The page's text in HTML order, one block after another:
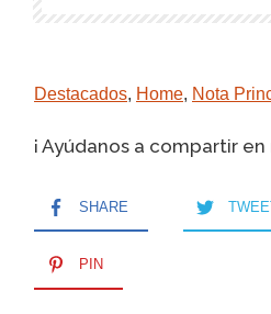
Destacados, Home, Nota
¡ Ayúdanos a compartir en
SHARE
PIN